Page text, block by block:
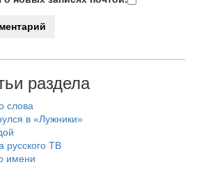
раздела
слова
в «Лужники»
русского ТВ
имени